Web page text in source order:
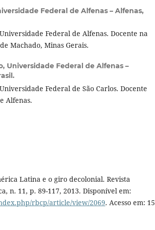
Federal de Alfenas – Alfenas,
Federal de Alfenas. Docente na
Machado, Minas Gerais.
Universidade Federal de Alfenas –
Federal de São Carlos. Docente
Alfenas.
Latina e o giro decolonial. Revista
n. 11, p. 89-117, 2013. Disponível em:
rbcp/article/view/2069. Acesso em: 15